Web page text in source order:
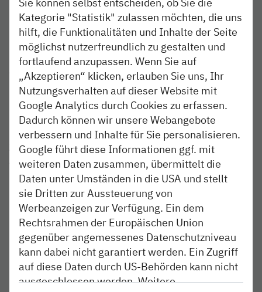
Über die nordbahn
Die NBE nordbahn Eisenbahngesellschaft mbH & Co. KG
mit Sitz in Kaltenkirchen ist ein Tochterunternehmen der
AKN Eisenbahn GmbH und der BeNEX GmbH. Die
nordbahn bedient nach gewonnenen Ausschreibungen die
Linien Bad Oldesloe – Bad Segeberg – Neumünster (RB
82), Neumünster – Heide – Büsum (RB 63), Itzehoe –
Hamburg Hauptbahnhof (RB 61) und Itzehoe/Wrist –
Hamburg-Altona (RB 71). Die Infrastruktur, auf der die
Züge der nordbahn fahren, gehört der Deutschen Bahn
AG. Die nordbahn fährt mit ihren Zügen im Auftrag des
Landes Schleswig-Holstein und der Freien und
Hansestadt Hamburg, vertreten durch die NAH.SH
Nahverkehrsverbund Schleswig-Holstein GmbH, im
Rahmen von Verkehrsverträgen. Geschäftsführer sind Dr.
Eduard Bock und Dipl.-Kfm. Simon Kuge.
Kategorie "Statistik" zulassen möchten, die uns
hilft, die Funktionalitäten und Inhalte der Seite
möglichst nutzerfreundlich zu gestalten und
fortlaufend anzupassen. Wenn Sie auf
„Akzeptieren“ klicken, erlauben Sie uns, Ihr
Nutzungsverhalten auf dieser Website mit
Google Analytics durch Cookies zu erfassen.
Dadurch können wir unsere Webangebote
verbessern und Inhalte für Sie personalisieren.
Google führt diese Informationen ggf. mit
weiteren Daten zusammen, übermittelt die
Daten unter Umständen in die USA und stellt
sie Dritten zur Aussteuerung von
Werbeanzeigen zur Verfügung. Ein dem
Rechtsrahmen der Europäischen Union
gegenüber angemessenes Datenschutzniveau
kann dabei nicht garantiert werden. Ein Zugriff
auf diese Daten durch US-Behörden kann nicht
ausgeschlossen werden. Weitere